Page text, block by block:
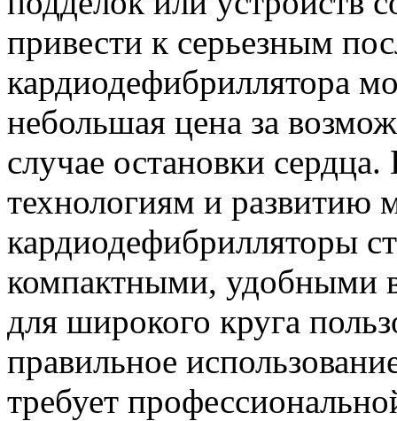
привести к серьезным
кардиодефибриллятора
небольшая цена за
случае остановки
технологиям и развитию
кардиодефибрилляторы
компактными, удобными
для широкого круга
правильное
требует